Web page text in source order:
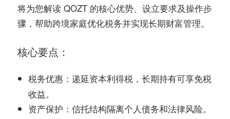
南
©️
将为您解读 QOZT 的核心优势、设立要求及操作步
骤，帮助跨境家庭优化税务并实现长期财富管理。
核心要点：
税务优惠 ：递延资本利得税，长期持有可享免税
收益。
资产保护 ：信托结构隔离个人债务和法律风险。